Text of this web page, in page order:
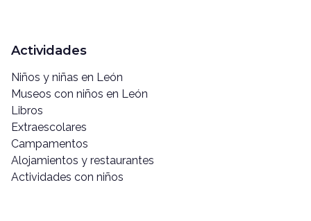
Actividades
Niños y niñas en León
Museos con niños en León
Libros
Extraescolares
Campamentos
Alojamientos y restaurantes
Actividades con niños